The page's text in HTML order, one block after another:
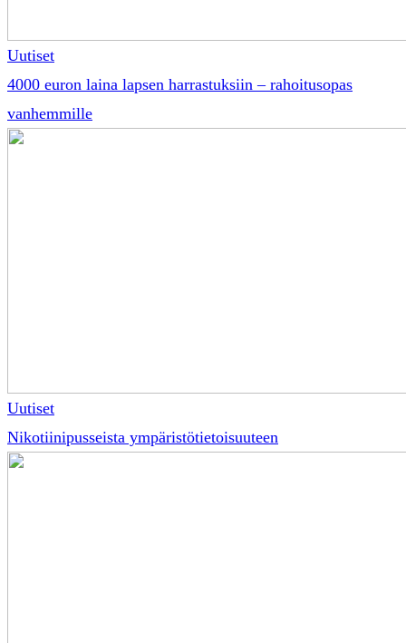
Uutiset
4000 euron laina lapsen harrastuksiin – rahoitusopas
vanhemmille
Uutiset
Nikotiinipusseista ympäristötietoisuuteen